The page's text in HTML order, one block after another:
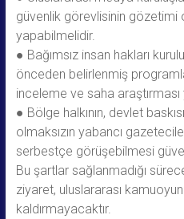
güvenlik görevlisinin gözetimi
yapabilmelidir.
● Bağımsız insan hakları
önceden belirlenmiş
inceleme ve saha
● Bölge halkının, devlet
olmaksızın yabancı
serbestçe görüşebilmesi
Bu şartlar sağlanmadığı
ziyaret, uluslararası
kaldırmayacaktır.